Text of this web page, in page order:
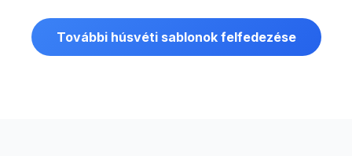
További húsvéti sablonok felfedezése